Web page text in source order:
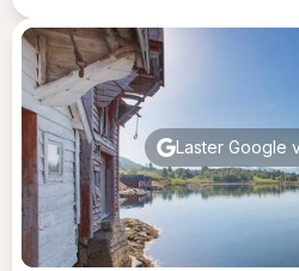
Laster Google